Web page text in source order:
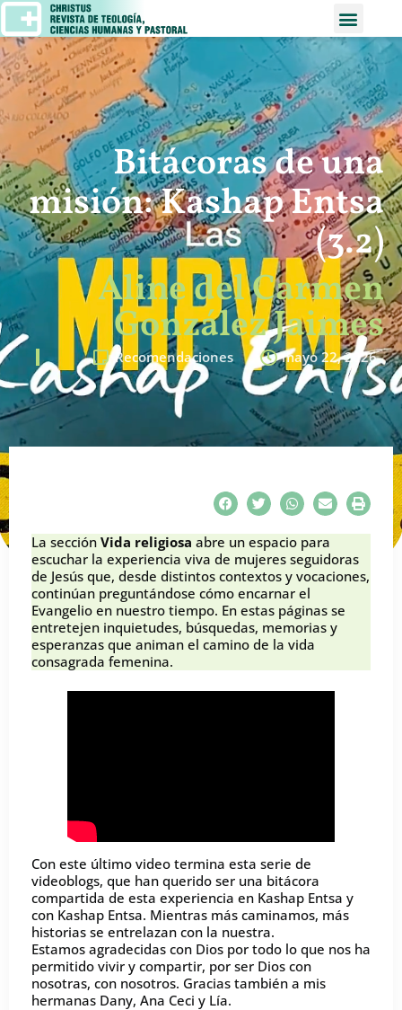
Bitácoras de una
misión: Kashap Entsa
(3.2)
Aline del Carmen
González Jaimes
Recomendaciones mayo 22, 2026
La sección Vida religiosa abre un espacio para
escuchar la experiencia viva de mujeres seguidoras
de Jesús que, desde distintos contextos y vocaciones,
continúan preguntándose cómo encarnar el
Evangelio en nuestro tiempo. En estas páginas se
entretejen inquietudes, búsquedas, memorias y
esperanzas que animan el camino de la vida
consagrada femenina.
Con este último video termina esta serie de
videoblogs, que han querido ser una bitácora
compartida de esta experiencia en Kashap Entsa y
con Kashap Entsa. Mientras más caminamos, más
historias se entrelazan con la nuestra.
Estamos agradecidas con Dios por todo lo que nos ha
permitido vivir y compartir, por ser Dios con
nosotras, con nosotros. Gracias también a mis
hermanas Dany, Ana Ceci y Lía.